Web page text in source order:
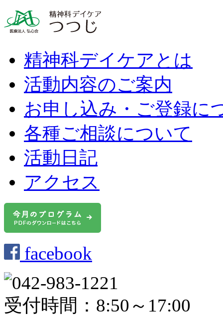
精神科デイケアとは
活動内容のご案内
お申し込み・ご登録に
各種ご相談について
活動日記
アクセス
facebook
受付時間：8:50～17:00